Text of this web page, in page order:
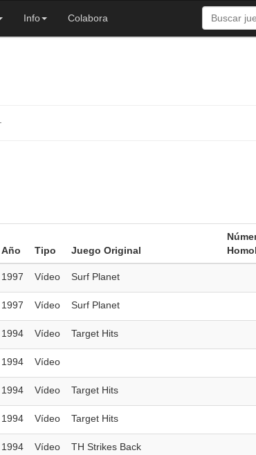
Info Colabora
Año Tipo Juego Original
1997 Vídeo Surf Planet
1997 Vídeo Surf Planet
1994 Vídeo Target Hits
1994 Vídeo
1994 Vídeo Target Hits
1994 Vídeo Target Hits
1994 Vídeo TH Strikes Back